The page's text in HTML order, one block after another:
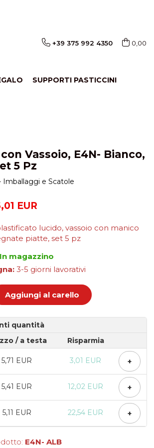
+39 375 992 4350 0,00
SUPPORTI PASTICCINI
Vassoio, E4N- Bianco,
5 Pz
Imballaggi e Scatole
EUR
lucido, vassoio con manico
piatte, set 5 pz
In magazzino
3-5 giorni lavorativi
Aggiungi al carello
quantità
/ a testa Risparmia
5,71 EUR 3,01 EUR +
5,41 EUR 12,02 EUR +
5,11 EUR 22,54 EUR +
E4N- ALB